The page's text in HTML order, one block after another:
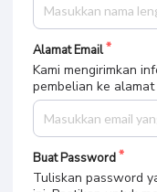
Alamat Email
Kami mengirimkan
pembelian ke alamat
Buat Password
Tuliskan password